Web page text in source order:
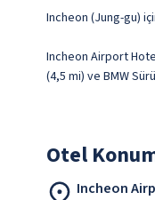
Incheon (Jung-gu)
Incheon Airport
(4,5 mi) ve BMW
Otel
Incheon